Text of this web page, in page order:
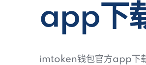
app下
imtoken钱包官方app下